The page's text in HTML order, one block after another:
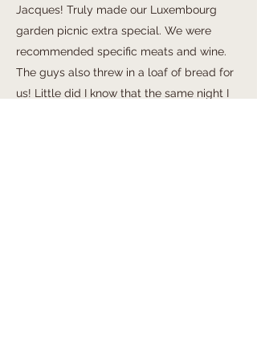
Jacques! Truly made our Luxembourg
garden picnic extra special. We were
recommended specific meats and wine.
The guys also threw in a loaf of bread for
us! Little did I know that the same night I